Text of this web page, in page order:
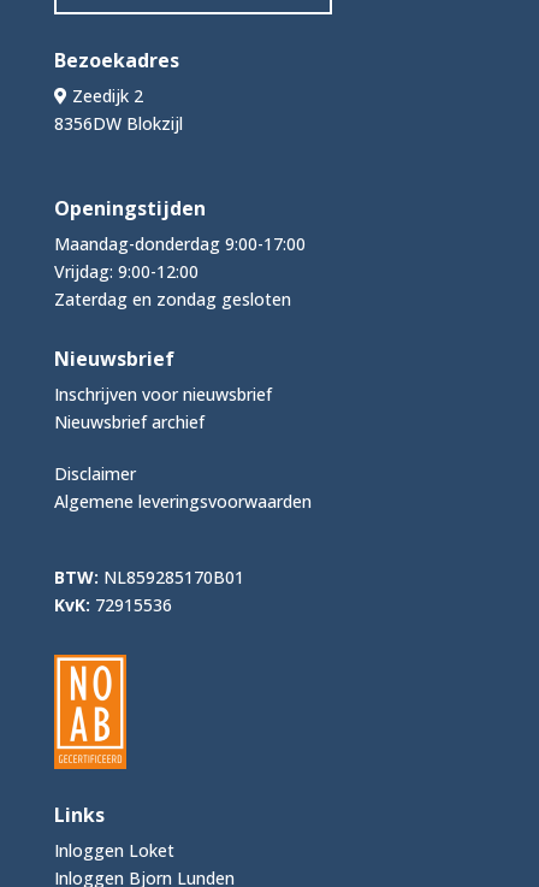
Bezoekadres
Zeedijk 2
8356DW Blokzijl
Openingstijden
Maandag-donderdag 9:00-17:00
Vrijdag: 9:00-12:00
Zaterdag en zondag gesloten
Nieuwsbrief
Inschrijven voor nieuwsbrief
Nieuwsbrief archief
Disclaimer
Algemene leveringsvoorwaarden
BTW: NL859285170B01
KvK: 72915536
Links
Inloggen Loket
Inloggen Bjorn Lunden